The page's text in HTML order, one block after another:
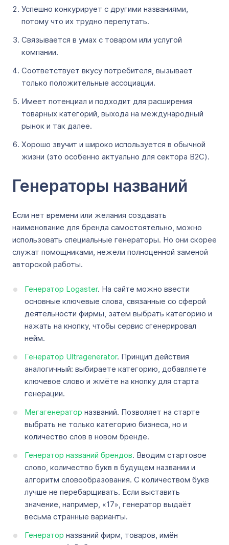
Успешно конкурирует с другими названиями,
потому что их трудно перепутать.
Связывается в умах с товаром или услугой
компании.
Соответствует вкусу потребителя, вызывает
только положительные ассоциации.
Имеет потенциал и подходит для расширения
товарных категорий, выхода на международный
рынок и так далее.
Хорошо звучит и широко используется в обычной
жизни (это особенно актуально для сектора B2C).
Генераторы названий
Если нет времени или желания создавать
наименование для бренда самостоятельно, можно
использовать специальные генераторы. Но они скорее
служат помощниками, нежели полноценной заменой
авторской работы.
Генератор Logaster. На сайте можно ввести
основные ключевые слова, связанные со сферой
деятельности фирмы, затем выбрать категорию и
нажать на кнопку, чтобы сервис сгенерировал
нейм.
Генератор Ultragenerator. Принцип действия
аналогичный: выбираете категорию, добавляете
ключевое слово и жмёте на кнопку для старта
генерации.
Мегагенератор названий. Позволяет на старте
выбрать не только категорию бизнеса, но и
количество слов в новом бренде.
Генератор названий брендов. Вводим стартовое
слово, количество букв в будущем названии и
алгоритм словообразования. С количеством букв
лучше не перебарщивать. Если выставить
значение, например, «17», генератор выдаёт
весьма странные варианты.
Генератор названий фирм, товаров, имён